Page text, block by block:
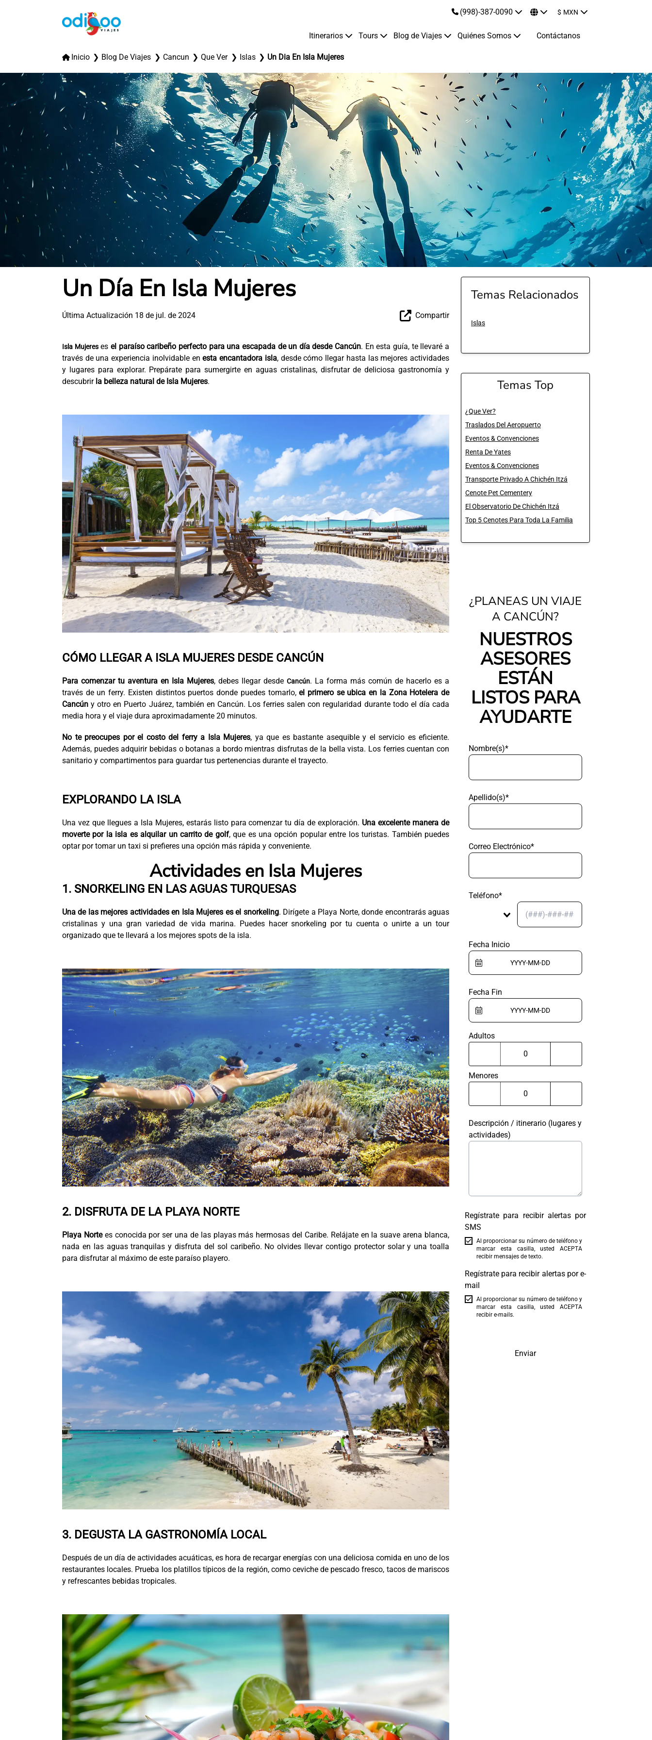
(998)-387-0090 $ MXN
Itinerarios Tours Blog de Viajes Quiénes Somos Contáctanos
Inicio Blog De Viajes Cancun Que Ver Islas Un Dia En Isla Mujeres
Un Día En Isla Mujeres
Última Actualización 18 de jul. de 2024 Compartir
Isla Mujereses el paraíso caribeño perfecto para una escapada de un día desde Cancún. En esta guía, te llevaré a
través de una experiencia inolvidable enesta encantadora isla, desde cómo llegar hasta las mejores actividades
y lugares para explorar. Prepárate para sumergirte en aguas cristalinas, disfrutar de deliciosa gastronomía y
descubrir la belleza natural de Isla Mujeres.
CÓMO LLEGAR A ISLA MUJERES DESDE CANCÚN
Para comenzar tu aventura en Isla Mujeres, debes llegar desde Cancún. La forma más común de hacerlo es a
través de un ferry. Existen distintos puertos donde puedes tomarlo,el primero se ubica en la Zona Hotelera de
Cancún y otro en Puerto Juárez, también en Cancún. Los ferries salen con regularidad durante todo el día cada
media hora y el viaje dura aproximadamente 20 minutos.
No te preocupes por el costo del ferry a Isla Mujeres, ya que es bastante asequible y el servicio es eficiente.
Además, puedes adquirir bebidas o botanas a bordo mientras disfrutas de la bella vista. Los ferries cuentan con
sanitario y compartimentos para guardar tus pertenencias durante el trayecto.
EXPLORANDO LA ISLA
Una vez que llegues a Isla Mujeres, estarás listo para comenzar tu día de exploración. Una excelente manera de
moverte por la isla es alquilar un carrito de golf, que es una opción popular entre los turistas. También puedes
optar por tomar un taxi si prefieres una opción más rápida y conveniente.
Actividades en Isla Mujeres
1. SNORKELING EN LAS AGUAS TURQUESAS
Una de las mejores actividades en Isla Mujeres es el snorkeling. Dirígete a Playa Norte, donde encontrarás aguas
cristalinas y una gran variedad de vida marina. Puedes hacer snorkeling por tu cuenta o unirte a un tour
organizado que te llevará a los mejores spots de la isla.
2. DISFRUTA DE LA PLAYA NORTE
Playa Nortees conocida por ser una de las playas más hermosas del Caribe. Relájate en la suave arena blanca,
nada en las aguas tranquilas y disfruta del sol caribeño. No olvides llevar contigo protector solar y una toalla
para disfrutar al máximo de este paraíso playero.
3. DEGUSTA LA GASTRONOMÍA LOCAL
Después de un día de actividades acuáticas, es hora de recargar energías con una deliciosa comida en uno de los
restaurantes locales. Prueba los platillos típicos de la región, como ceviche de pescado fresco, tacos de mariscos
y refrescantes bebidas tropicales.
Temas Relacionados
Islas
Temas Top
¿Que Ver?
Traslados Del Aeropuerto
Eventos & Convenciones
Renta De Yates
Eventos & Convenciones
Transporte Privado A Chichén Itzá
Cenote Pet Cementery
El Observatorio De Chichén Itzá
Top 5 Cenotes Para Toda La Familia
¿PLANEAS UN VIAJE
A CANCÚN?
NUESTROS
ASESORES
ESTÁN
LISTOS PARA
AYUDARTE
Nombre(s)*
Apellido(s)*
Correo Electrónico*
Teléfono*
Fecha Inicio
Fecha Fin
Adultos
Menores
Descripción / itinerario (lugares y
actividades)
Regístrate para recibir alertas por
SMS
Al proporcionar su número de teléfono y
marcar esta casilla, usted ACEPTA
recibir mensajes de texto.
Regístrate para recibir alertas por e-
mail
Al proporcionar su número de teléfono y
marcar esta casilla, usted ACEPTA
recibir e-mails.
Enviar